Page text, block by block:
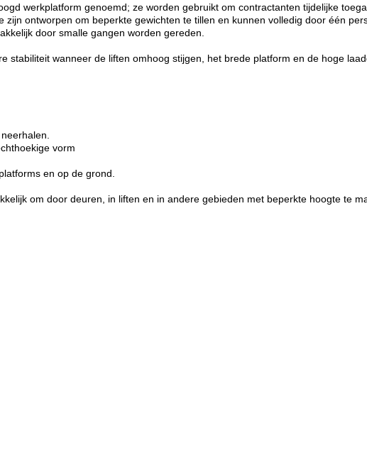
werkplatform genoemd; ze worden gebruikt om contractanten tijdelijke
zijn ontworpen om beperkte gewichten te tillen en kunnen volledig door één
door smalle gangen worden gereden.
stabiliteit wanneer de liften omhoog stijgen, het brede platform en de hoge
vorm
en op de grond.
om door deuren, in liften en in andere gebieden met beperkte hoogte te